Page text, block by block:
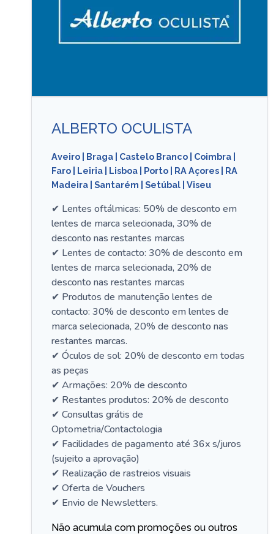
ALBERTO OCULISTA
Aveiro Braga Castelo Branco Coimbra
Faro
Leiria Lisboa Porto RA Açores
RA
Madeira Santarém Setúbal Viseu
✔ Lentes oftálmicas: 50% de desconto em
lentes de marca selecionada, 30% de
desconto nas restantes marcas
✔ Lentes de contacto: 30% de desconto em
lentes de marca selecionada, 20% de
desconto nas restantes marcas
✔ Produtos de manutenção lentes de
contacto: 30% de desconto em lentes de
marca selecionada, 20% de desconto nas
restantes marcas.
✔ Óculos de sol: 20% de desconto em todas
as peças
✔ Armações: 20% de desconto
✔ Restantes produtos: 20% de desconto
✔ Consultas grátis de
Optometria/Contactologia
✔ Facilidades de pagamento até 36x s/juros
(sujeito a aprovação)
✔ Realização de rastreios visuais
✔ Oferta de Vouchers
✔ Envio de Newsletters.
Não acumula com promoções ou outros